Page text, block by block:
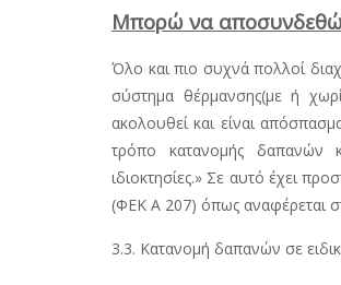
Μπορώ να αποσυνδεθώ
Όλο και πιο συχνά πολλοί
σύστημα θέρμανσης(με ή
ακολουθεί και είναι
τρόπο κατανομής δαπανών
ιδιοκτησίες.» Σε αυτό έχει
(ΦΕΚ Α 207) όπως αναφέρεται
3.3. Κατανομή δαπανών σε